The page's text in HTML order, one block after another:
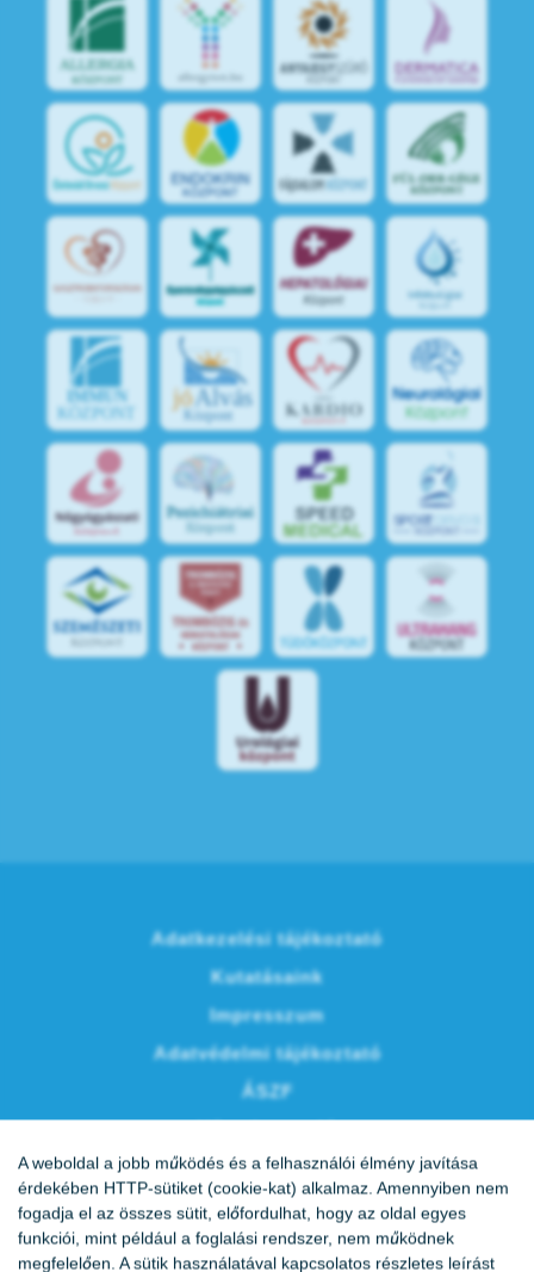
A weboldal a jobb működés és a felhasználói élmény javítása
érdekében HTTP-sütiket (cookie-kat) alkalmaz. Amennyiben nem
fogadja el az összes sütit, előfordulhat, hogy az oldal egyes
funkciói, mint például a foglalási rendszer, nem működnek
megfelelően. A sütik használatával kapcsolatos részletes leírást
IMMUN
KÖZPONT
jóAlvás
Központ
POR
Adatkezelési tájékoztató
Kutatásaink
Impresszum
Adatvédelmi tájékoztató
ÁSZF
Karrier